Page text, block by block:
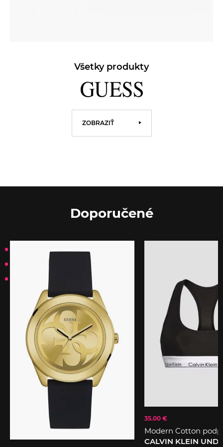
Všetky produkty
ZOBRAZIŤ
Doporučené
35.00 €
Modern Cotton
CALVIN KLEIN